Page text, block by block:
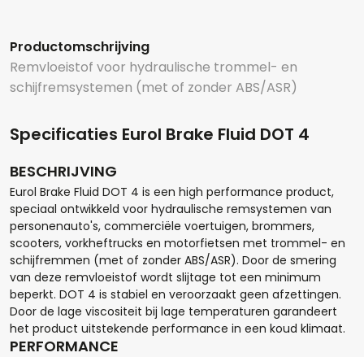
Productomschrijving
Remvloeistof voor hydraulische trommel- en
schijfremsystemen (met of zonder ABS/ASR)
Specificaties Eurol Brake Fluid DOT 4
BESCHRIJVING
Eurol Brake Fluid DOT 4 is een high performance product,
speciaal ontwikkeld voor hydraulische remsystemen van
personenauto's, commerciële voertuigen, brommers,
scooters, vorkheftrucks en motorfietsen met trommel- en
schijfremmen (met of zonder ABS/ASR). Door de smering
van deze remvloeistof wordt slijtage tot een minimum
beperkt. DOT 4 is stabiel en veroorzaakt geen afzettingen.
Door de lage viscositeit bij lage temperaturen garandeert
het product uitstekende performance in een koud klimaat.
PERFORMANCE
Hoeveel liter*:
Aantal
- +